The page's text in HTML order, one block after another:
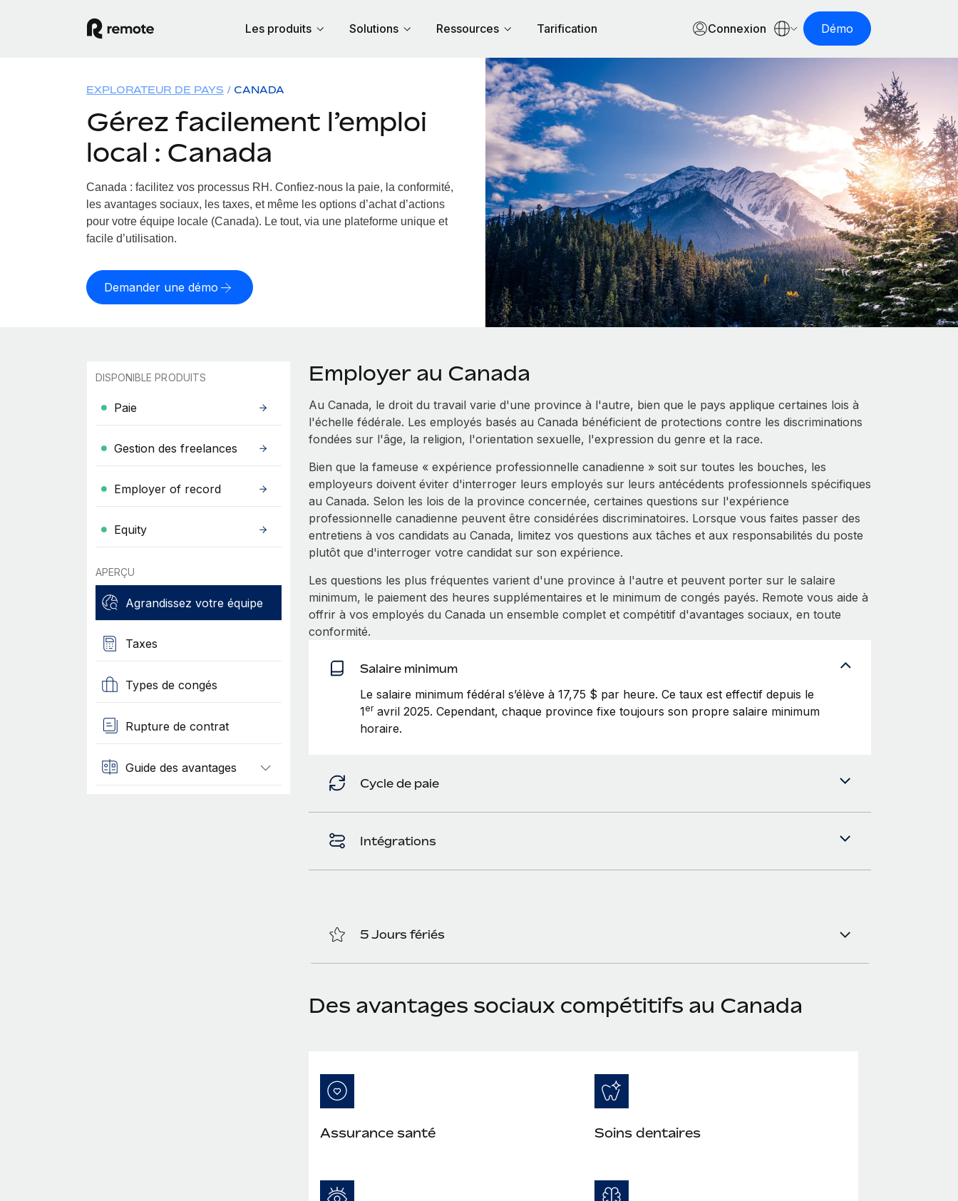
Les produits Solutions Ressources Tarification Connexion Démo
EXPLORATEUR DE PAYS CANADA
Gérez facilement l’emploi
local : Canada
Canada : facilitez vos processus RH. Confiez-nous la paie, la conformité,
les avantages sociaux, les taxes, et même les options d’achat d’actions
pour votre équipe locale (Canada). Le tout, via une plateforme unique et
facile d’utilisation.
Demander une démo
DISPONIBLE PRODUITS
Paie
Gestion des freelances
Employer of record
Equity
APERÇU
Agrandissez votre équipe
Taxes
Types de congés
Rupture de contrat
Guide des avantages
Employer au Canada
Au Canada, le droit du travail varie d'une province à l'autre, bien que le pays applique certaines lois à
l'échelle fédérale. Les employés basés au Canada bénéficient de protections contre les discriminations
fondées sur l'âge, la religion, l'orientation sexuelle, l'expression du genre et la race.
Bien que la fameuse « expérience professionnelle canadienne » soit sur toutes les bouches, les
employeurs doivent éviter d'interroger leurs employés sur leurs antécédents professionnels spécifiques
au Canada. Selon les lois de la province concernée, certaines questions sur l'expérience
professionnelle canadienne peuvent être considérées discriminatoires. Lorsque vous faites passer des
entretiens à vos candidats au Canada, limitez vos questions aux tâches et aux responsabilités du poste
plutôt que d'interroger votre candidat sur son expérience.
Les questions les plus fréquentes varient d'une province à l'autre et peuvent porter sur le salaire
minimum, le paiement des heures supplémentaires et le minimum de congés payés. Remote vous aide à
offrir à vos employés du Canada un ensemble complet et compétitif d'avantages sociaux, en toute
conformité.
Salaire minimum
Le salaire minimum fédéral s’élève à 17,75 $ par heure. Ce taux est effectif depuis le
1eravril 2025. Cependant, chaque province fixe toujours son propre salaire minimum
horaire.
Cycle de paie
Intégrations
5 Jours fériés
Des avantages sociaux compétitifs au Canada
Assurance santé Soins dentaires